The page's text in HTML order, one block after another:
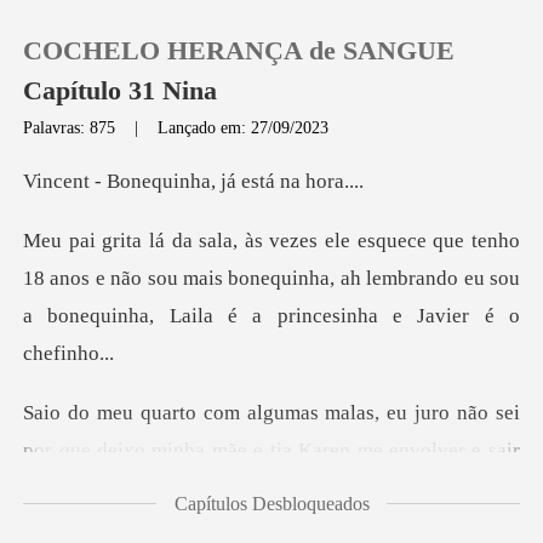
Loja
Histórico
COCHELO HERANÇA de SANGUE
Capítulo 31 Nina
Palavras: 875 |Lançado em: 27/09/2023
equinha, já e
18 anos e não sou mais bonequinha, ah lembrando eu sou
a
não sei
por que deixo minha mãe e tia Karen
Capítulos Desbloqueados